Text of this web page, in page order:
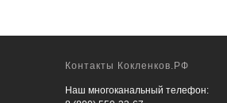
Контакты Кокленков.РФ
Наш многоканальный телефон: